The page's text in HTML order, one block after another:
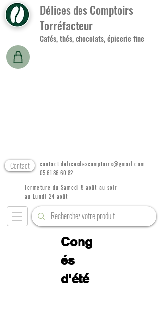
Délices des Comptoirs
Torréfacteur
Cafés, thés, chocolats, épicerie fine
Contact
contact.delicesdescomptoirs@gmail.com
05 61 86 60 82
Fermeture du Samedi 8 août au soir
au Lundi 24 août
Cong
és
d'été